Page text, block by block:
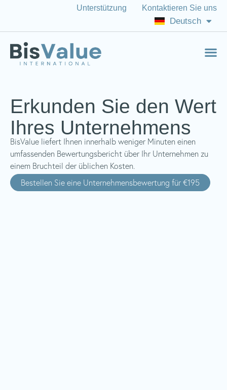
Unterstützung Kontaktieren Sie uns
Deutsch
Italiano
English (US)
Erkunden Sie den Wert
Ihres Unternehmens
BisValue liefert Ihnen innerhalb weniger Minuten einen
umfassenden Bewertungsbericht über Ihr Unternehmen zu
einem Bruchteil der üblichen Kosten.
Bestellen Sie eine Unternehmensbewertung für €195